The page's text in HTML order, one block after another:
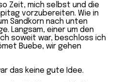
Zeit, mich selbst und die
vorzubereiten. Wie in
Sandkorn nach unten
Langsam, einer um den
soweit war, beschloss ich
Buebe, wir gehen
das keine gute Idee.